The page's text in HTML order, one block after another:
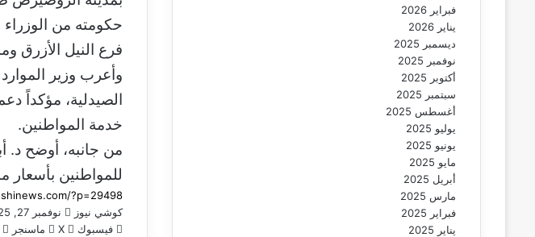
ي
د
ا
ل
ر
و
ي
ا
حكومته من الوزراء
فرع النيل الأزرق
وأعرب وزير
الصيدلية، مؤكداً
خدمة المواطنين.
من جانبه، أوضح د.
للمواطنين
كوشي نيوز
أ
ر
نوفمبر 27, 2025
فيسبوك
‫X ماسنجر
فبراير 2026
يناير 2026
ديسمبر 2025
نوفمبر 2025
أكتوبر 2025
سبتمبر 2025
أغسطس 2025
يوليو 2025
يونيو 2025
مايو 2025
أبريل 2025
مارس 2025
فبراير 2025
يناير 2025